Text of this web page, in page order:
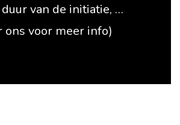
van de initiatie, …
ons voor meer info)